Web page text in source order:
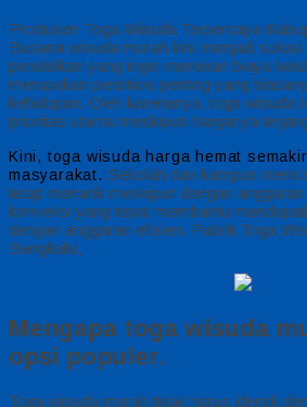
Produsen Toga Wisuda Terpercaya
Busana wisuda murah kini menjadi solusi
pendidikan yang ingin menekan biaya
merupakan peristiwa penting yang
kehidupan. Oleh karenanya, toga wisuda
prioritas utama meskipun harganya
Kini, toga wisuda harga hemat
masyarakat. Sekolah dan kampus
tetap menarik meskipun dengan
konveksi yang tepat membantu
dengan anggaran efisien. Pabrik Toga
Bengkalis,
Mengapa toga wisuda
opsi populer.
Toga wisuda murah tidak harus identik